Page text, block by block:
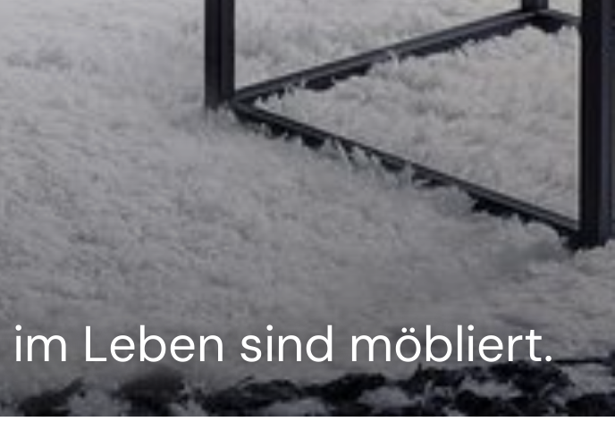
Leben sind möbliert.